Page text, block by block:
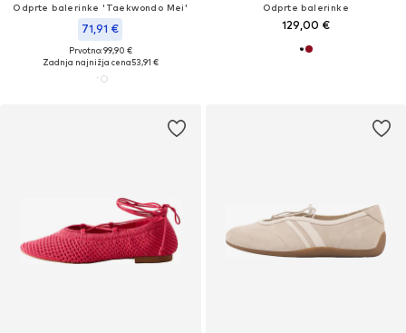
Odprte balerinke 'Taekwondo Mei'
71,91 €
Prvotno: 99,90 €
Zadnja najnižja cena53,91 €
Odprte balerinke
129,00 €